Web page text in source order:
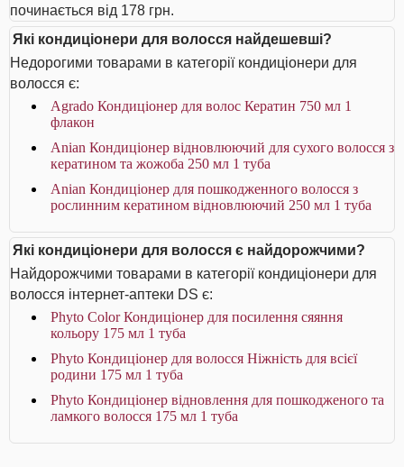
починається від 178 грн.
Які кондиціонери для волосся найдешевші?
Недорогими товарами в категорії кондиціонери для
волосся є:
Agrado Кондиціонер для волос Кератин 750 мл 1
флакон
Anian Кондиціонер відновлюючий для сухого волосся з
кератином та жожоба 250 мл 1 туба
Anian Кондиціонер для пошкодженного волосся з
рослинним кератином відновлюючий 250 мл 1 туба
Які кондиціонери для волосся є найдорожчими?
Найдорожчими товарами в категорії кондиціонери для
волосся інтернет-аптеки DS є:
Phyto Color Кондиціонер для посилення сяяння
кольору 175 мл 1 туба
Phyto Кондиціонер для волосся Ніжність для всієї
родини 175 мл 1 туба
Phyto Кондиціонер відновлення для пошкодженого та
ламкого волосся 175 мл 1 туба